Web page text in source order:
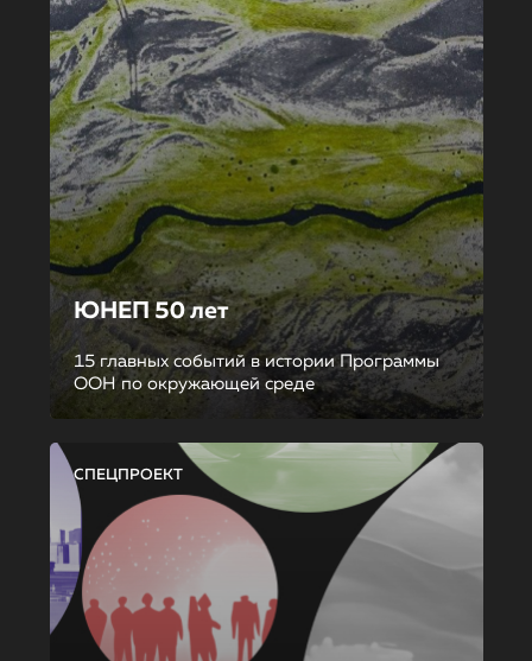
ЮНЕП 50 лет
15 главных событий в истории Программы
ООН по окружающей среде
СПЕЦПРОЕКТ